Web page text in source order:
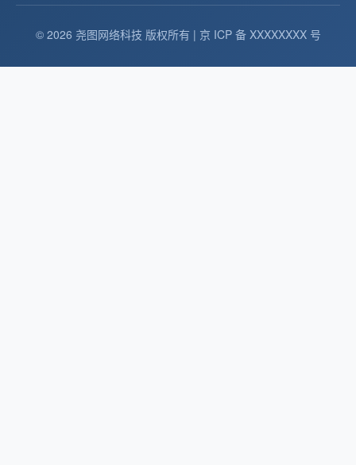
© 2026 尧图网络科技 版权所有 | 京 ICP 备 XXXXXXXX 号